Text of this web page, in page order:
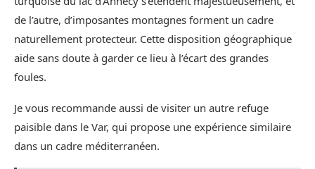
de l’autre, d’imposantes montagnes forment un cadre
naturellement protecteur. Cette disposition géographique
aide sans doute à garder ce lieu à l’écart des grandes
foules.
Je vous recommande aussi de visiter un autre refuge
paisible dans le Var, qui propose une expérience similaire
dans un cadre méditerranéen.